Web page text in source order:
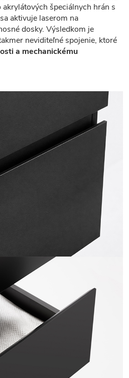
špeciálnych hrán s
aktivuje laserom na
dosky. Výsledkom je
neviditeľné spojenie, ktoré
a mechanickému